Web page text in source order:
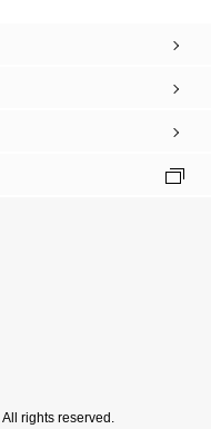
rights reserved.